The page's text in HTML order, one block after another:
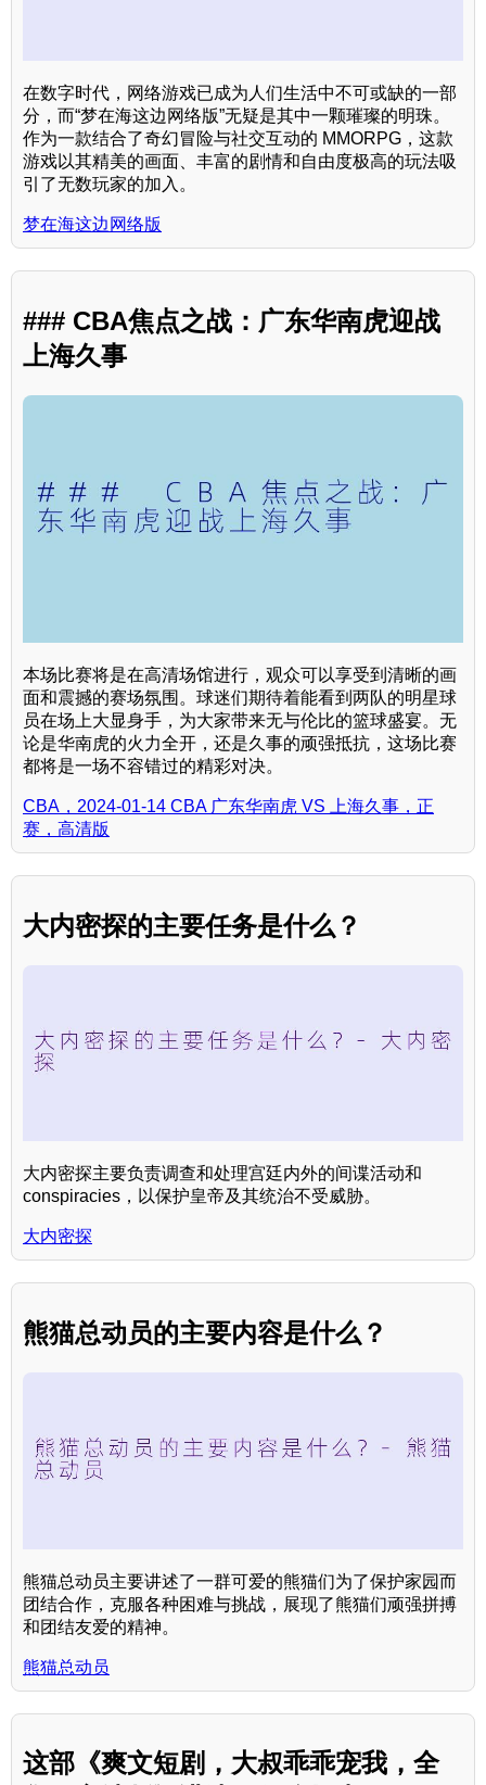
在数字时代，网络游戏已成为人们生活中不可或缺的一部
分，而“梦在海这边网络版”无疑是其中一颗璀璨的明珠。
作为一款结合了奇幻冒险与社交互动的 MMORPG，这款
游戏以其精美的画面、丰富的剧情和自由度极高的玩法吸
引了无数玩家的加入。
梦在海这边网络版
### CBA焦点之战：广东华南虎迎战
上海久事
本场比赛将是在高清场馆进行，观众可以享受到清晰的画
面和震撼的赛场氛围。球迷们期待着能看到两队的明星球
员在场上大显身手，为大家带来无与伦比的篮球盛宴。无
论是华南虎的火力全开，还是久事的顽强抵抗，这场比赛
都将是一场不容错过的精彩对决。
CBA，2024-01-14 CBA 广东华南虎 VS 上海久事，正
赛，高清版
大内密探的主要任务是什么？
大内密探主要负责调查和处理宫廷内外的间谍活动和
conspiracies，以保护皇帝及其统治不受威胁。
大内密探
熊猫总动员的主要内容是什么？
熊猫总动员主要讲述了一群可爱的熊猫们为了保护家园而
团结合作，克服各种困难与挑战，展现了熊猫们顽强拼搏
和团结友爱的精神。
熊猫总动员
这部《爽文短剧，大叔乖乖宠我，全